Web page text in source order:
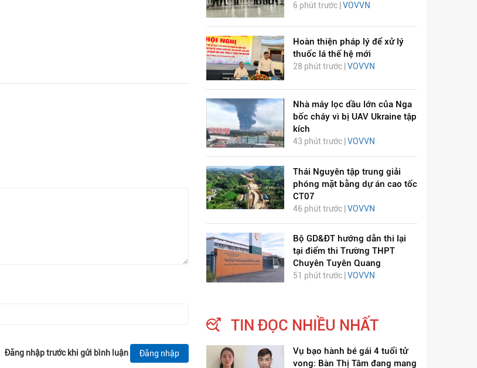
Đăng nhập trước khi gửi bình luận Đăng nhập
6 phút trước | VOVVN
Hoàn thiện pháp lý để xử lý
thuốc lá thế hệ mới
28 phút trước | VOVVN
Nhà máy lọc dầu lớn của Nga
bốc cháy vì bị UAV Ukraine tập
kích
43 phút trước | VOVVN
Thái Nguyên tập trung giải
phóng mặt bằng dự án cao tốc
CT07
46 phút trước |VOVVN
Bộ GD&ĐT hướng dẫn thi lại
tại điểm thi Trường THPT
Chuyên Tuyên Quang
51 phút trước |VOVVN
TIN ĐỌC NHIỀU NHẤT
Vụ bạo hành bé gái 4 tuổi tử
vong: Bàn Thị Tâm đang mang